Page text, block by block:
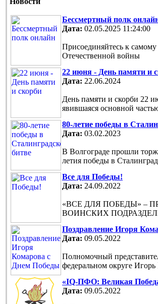
Бессмертный полк
Дата: 02.05.2025 11:24:00
Присоединяйтесь к
Отечественной войны
22 июня - День памяти и
Дата: 22.06.2024
День памяти и скорби 22
явившаяся основной
80-летие победы в
Дата: 03.02.2023
В Волгограде прошли
летия победы в
Все для Победы!
Дата: 24.09.2022
«ВСЕ ДЛЯ ПОБЕДЫ» –
ВОИНСКИХ
Поздравление Игоря
Дата: 09.05.2022
Полномочный
федеральном округе
«IQ-ПФО: Великая
Дата: 09.05.2022